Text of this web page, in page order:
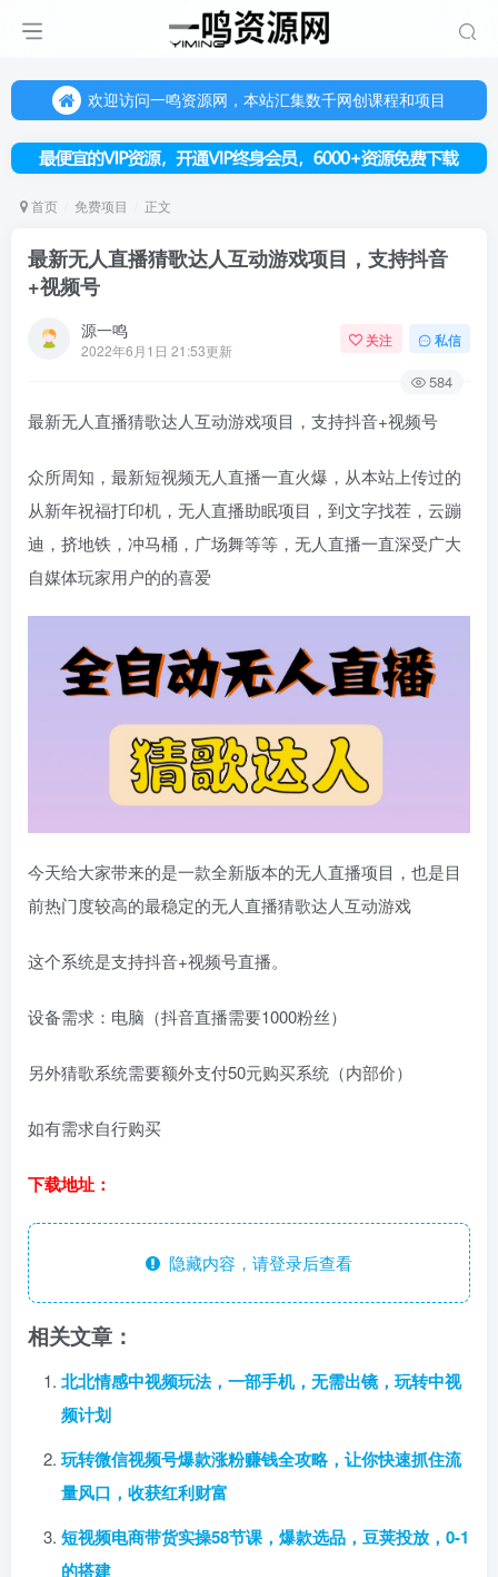
欢迎访问一鸣资源网，本站汇集数千网创课程和项目
欢迎访问一鸣资源网，本站汇集数千网创课程和项目
首页 免费项目 正文
最新无人直播猜歌达人互动游戏项目，支持抖音
+视频号
源一鸣
2022年6月1日 21:53更新
关注 私信
584
最新无人直播猜歌达人互动游戏项目，支持抖音+视频号
众所周知，最新短视频无人直播一直火爆，从本站上传过的
从新年祝福打印机，无人直播助眠项目，到文字找茬，云蹦
迪，挤地铁，冲马桶，广场舞等等，无人直播一直深受广大
自媒体玩家用户的的喜爱
今天给大家带来的是一款全新版本的无人直播项目，也是目
前热门度较高的最稳定的无人直播猜歌达人互动游戏
这个系统是支持抖音+视频号直播。
设备需求：电脑（抖音直播需要1000粉丝）
另外猜歌系统需要额外支付50元购买系统（内部价）
如有需求自行购买
下载地址：
隐藏内容，请登录后查看
相关文章：
北北情感中视频玩法，一部手机，无需出镜，玩转中视
频计划
玩转微信视频号爆款涨粉赚钱全攻略，让你快速抓住流
量风口，收获红利财富
短视频电商带货实操58节课，爆款选品，豆荚投放，0-1
的搭建